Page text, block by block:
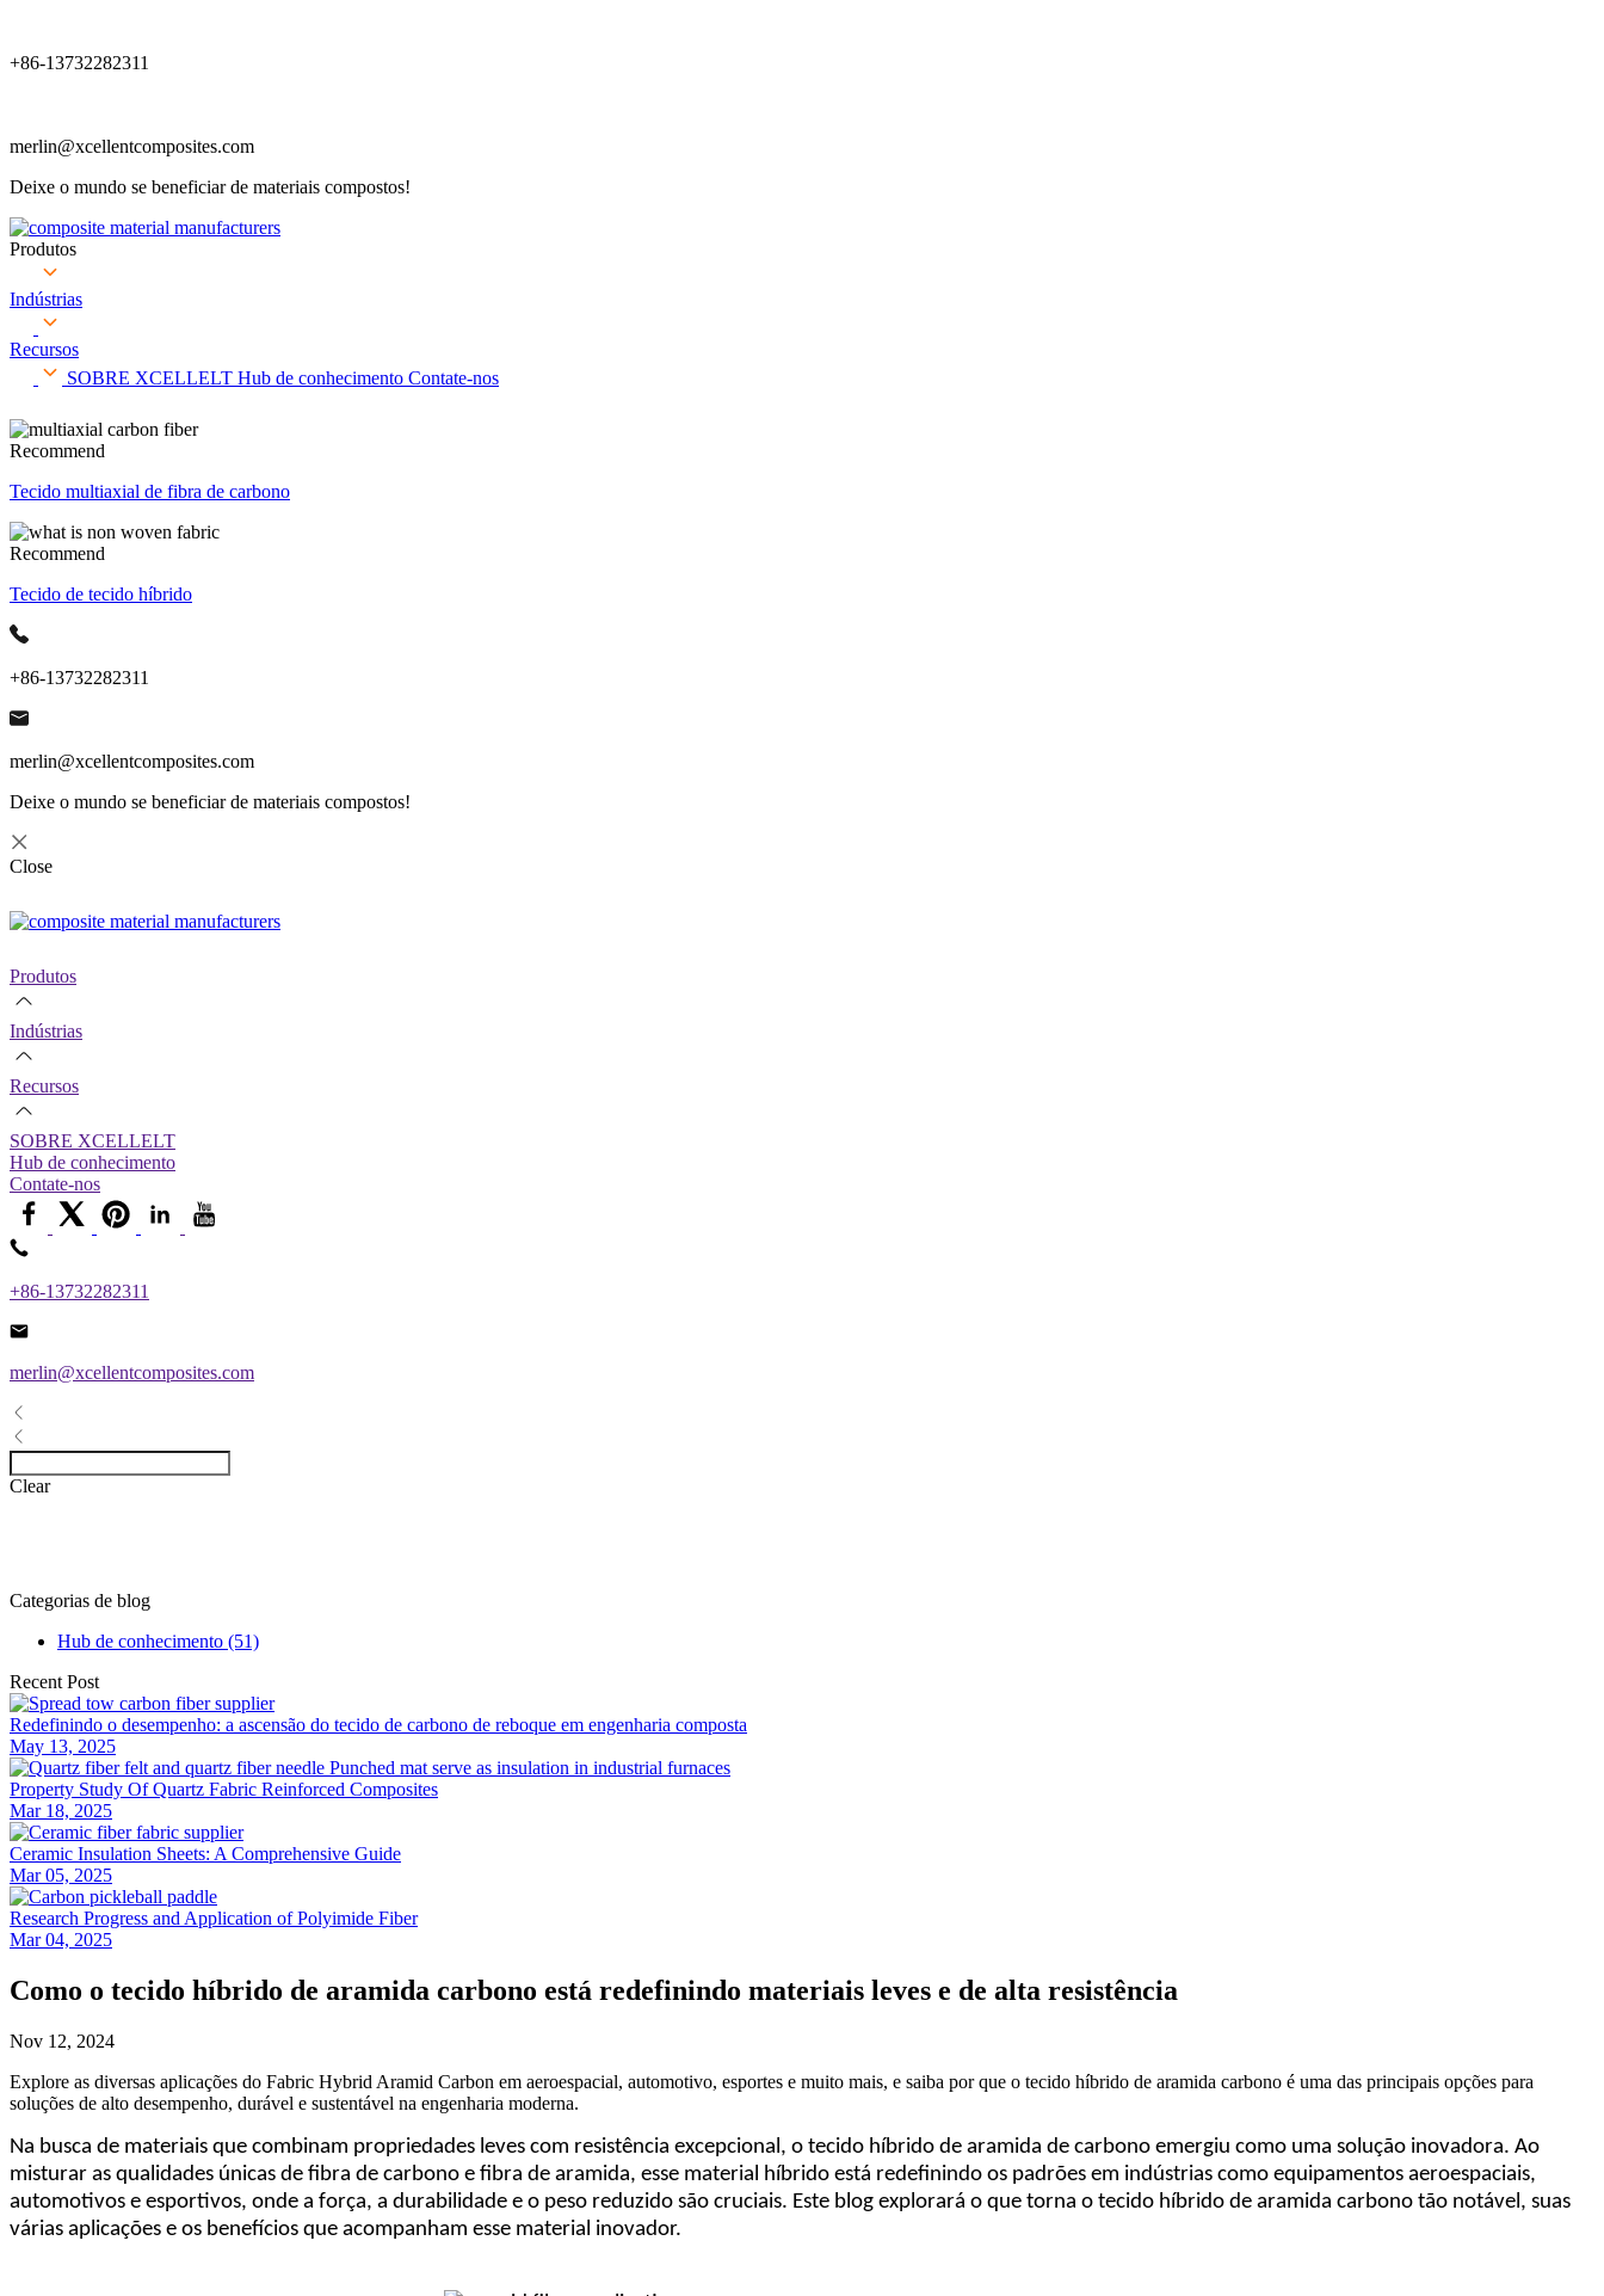
+86-13732282311
merlin@xcellentcomposites.com
Deixe o mundo se beneficiar de materiais compostos!
Produtos
Indústrias
Recursos
SOBRE XCELLELT Hub de conhecimento Contate-nos
Recommend
Tecido multiaxial de fibra de carbono
Recommend
Tecido de tecido híbrido
+86-13732282311
merlin@xcellentcomposites.com
Deixe o mundo se beneficiar de materiais compostos!
Close
Produtos
Indústrias
Recursos
SOBRE XCELLELT
Hub de conhecimento
Contate-nos
+86-13732282311
merlin@xcellentcomposites.com
Clear
Categorias de blog
Hub de conhecimento (51)
Recent Post
Redefinindo o desempenho: a ascensão do tecido de carbono de reboque em engenharia composta
May 13, 2025
Property Study Of Quartz Fabric Reinforced Composites
Mar 18, 2025
Ceramic Insulation Sheets: A Comprehensive Guide
Mar 05, 2025
Research Progress and Application of Polyimide Fiber
Mar 04, 2025
Como o tecido híbrido de aramida carbono está redefinindo materiais leves e de alta resistência
Nov 12, 2024
Explore as diversas aplicações do Fabric Hybrid Aramid Carbon em aeroespacial, automotivo, esportes e muito mais, e saiba por que o tecido híbrido de aramida carbono é uma das principais opções para
soluções de alto desempenho, durável e sustentável na engenharia moderna.
Na busca de materiais que combinam propriedades leves com resistência excepcional, o tecido híbrido de aramida de carbono emergiu como uma solução inovadora. Ao
misturar as qualidades únicas de fibra de carbono e fibra de aramida, esse material híbrido está redefinindo os padrões em indústrias como equipamentos aeroespaciais,
automotivos e esportivos, onde a força, a durabilidade e o peso reduzido são cruciais. Este blog explorará o que torna o tecido híbrido de aramida carbono tão notável, suas
várias aplicações e os benefícios que acompanham esse material inovador.